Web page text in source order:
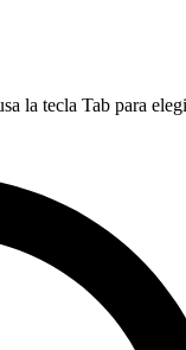
la tecla Tab para